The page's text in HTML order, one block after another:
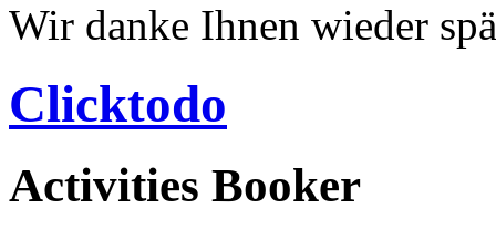
Wir danke Ihnen wieder
Clicktodo
Activities Booker